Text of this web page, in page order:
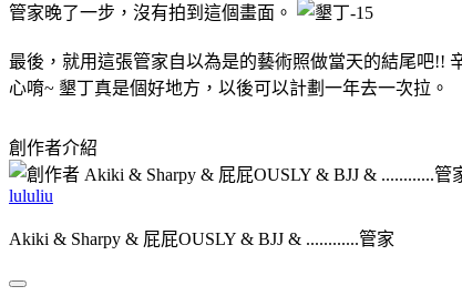
管家晚了一步，沒有拍到這個畫面。
最後，就用這張管家自以為是的藝術照做當天的結尾吧!!
心唷~ 墾丁真是個好地方，以後可以計劃一年去一次拉。
創作者介紹
lululiu
Akiki & Sharpy & 屁屁OUSLY & BJJ & ............管家